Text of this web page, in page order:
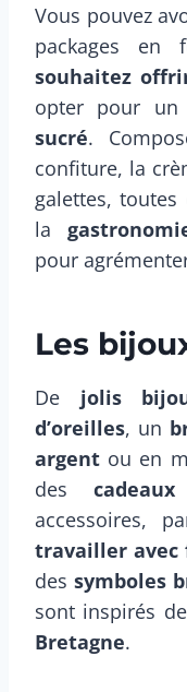
Vous pouvez
packages
en
souhaitez
opter pour
sucré.
confiture, la
galettes,
la
pour
Les
De jolis
d’oreilles, un
argent ou en
des
accessoires,
travailler avec
des symboles
sont inspirés
Bretagne.